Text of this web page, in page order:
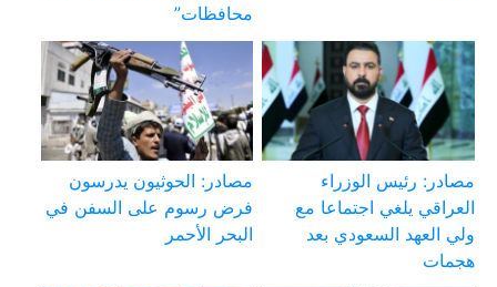
محافظات”
مصادر: رئيس الوزراء
العراقي يلغي اجتماعا مع
ولي العهد السعودي بعد
هجمات
مصادر: الحوثيون يدرسون
فرض رسوم على السفن في
البحر الأحمر